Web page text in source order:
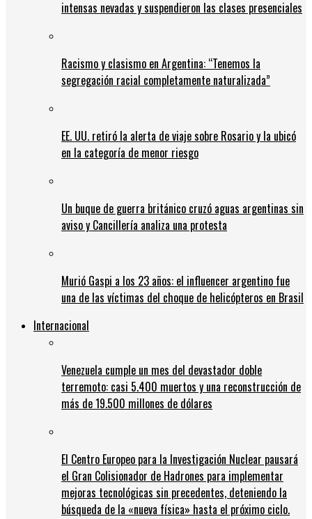
intensas nevadas y suspendieron las clases presenciales
Racismo y clasismo en Argentina: “Tenemos la
segregación racial completamente naturalizada”
EE. UU. retiró la alerta de viaje sobre Rosario y la ubicó
en la categoría de menor riesgo
Un buque de guerra británico cruzó aguas argentinas sin
aviso y Cancillería analiza una protesta
Murió Gaspi a los 23 años: el influencer argentino fue
una de las víctimas del choque de helicópteros en Brasil
Internacional
Venezuela cumple un mes del devastador doble
terremoto: casi 5.400 muertos y una reconstrucción de
más de 19.500 millones de dólares
El Centro Europeo para la Investigación Nuclear pausará
el Gran Colisionador de Hadrones para implementar
mejoras tecnológicas sin precedentes, deteniendo la
búsqueda de la «nueva física» hasta el próximo ciclo.